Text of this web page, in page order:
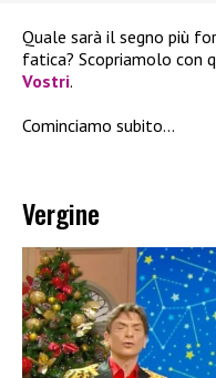
Quale sarà il segno più
fatica? Scopriamolo con
Vostri.
Cominciamo subito…
Vergine